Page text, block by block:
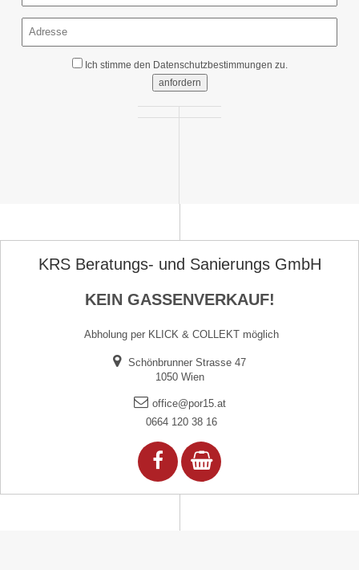
Ich stimme den Datenschutzbestimmungen zu.
anfordern
KRS Beratungs- und Sanierungs GmbH
KEIN GASSENVERKAUF!
Abholung per KLICK & COLLEKT möglich
Schönbrunner Strasse 47
1050 Wien
office@por15.at
0664 120 38 16